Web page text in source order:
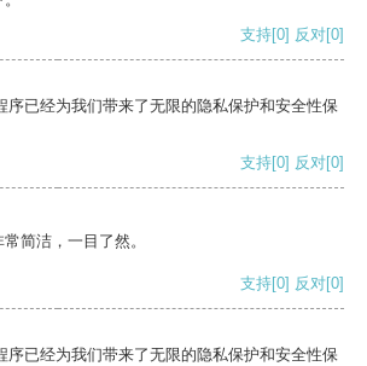
支持[0] 反对[0]
序已经为我们带来了无限的隐私保护和安全性保
支持[0] 反对[0]
简洁，一目了然。
支持[0] 反对[0]
序已经为我们带来了无限的隐私保护和安全性保